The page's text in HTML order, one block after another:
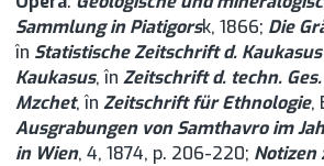
Sammlung in Piatigorsk, 1866; Die
în Statistische Zeitschrift d. Kaukasus
Kaukasus, în Zeitschrift d. techn.
Mzchet, în Zeitschrift für Ethnologie,
Ausgrabungen von Samthavro im
in Wien, 4, 1874, p. 206-220; Notizen